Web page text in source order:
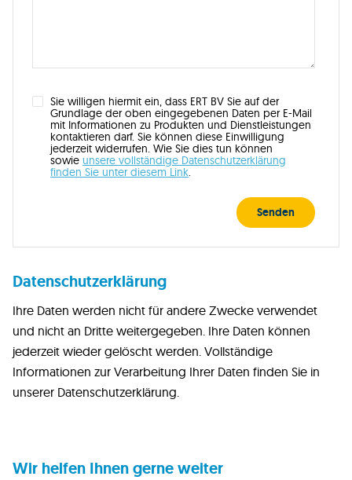
Sie willigen hiermit ein, dass ERT BV Sie auf der
Grundlage der oben eingegebenen Daten per E-Mail
mit Informationen zu Produkten und Dienstleistungen
kontaktieren darf. Sie können diese Einwilligung
jederzeit widerrufen. Wie Sie dies tun können
sowie unsere vollständige Datenschutzerklärung
finden Sie unter diesem Link.
Senden
Datenschutzerklärung
Ihre Daten werden nicht für andere Zwecke verwendet
und nicht an Dritte weitergegeben. Ihre Daten können
jederzeit wieder gelöscht werden. Vollständige
Informationen zur Verarbeitung Ihrer Daten finden Sie in
unserer Datenschutzerklärung.
Wir helfen Ihnen gerne weiter